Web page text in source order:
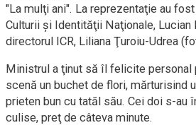
"La mulţi ani". La reprezentaţie au
Culturii şi Identităţii Naţionale, Lucian
directorul ICR, Liliana Ţuroiu-Udrea
Ministrul a ţinut să îl felicite personal
scenă un buchet de flori, mărturisind
prieten bun cu tatăl său. Cei doi s-au
culise, preţ de câteva minute.